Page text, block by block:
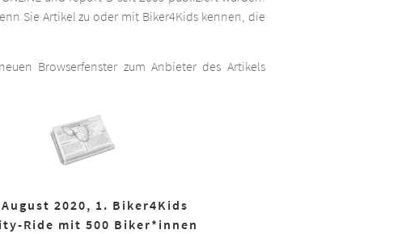
Sie Artikel zu oder mit Biker4Kids kennen, die
Browserfenster zum Anbieter des Artikels
2020, 1. Biker4Kids
Ride mit 500 Biker*innen